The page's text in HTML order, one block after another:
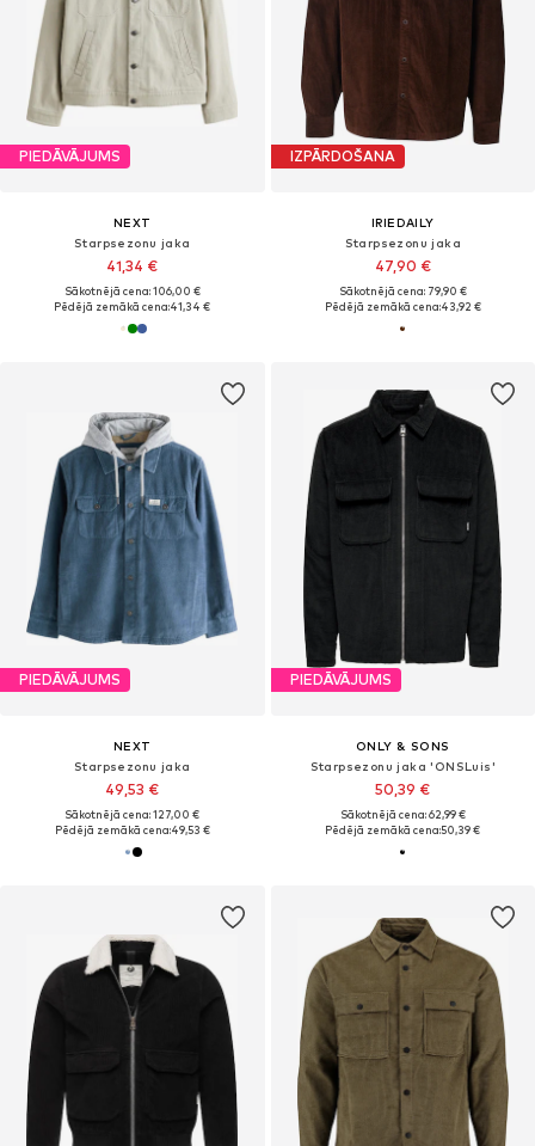
PIEDĀVĀJUMS
NEXT
Starpsezonu jaka
41,34 €
Sākotnējā cena: 106,00 €
Pēdējā zemākā cena:41,34 €
IZPĀRDOŠANA
IRIEDAILY
Starpsezonu jaka
47,90 €
Sākotnējā cena: 79,90 €
Pēdējā zemākā cena:43,92 €
PIEDĀVĀJUMS
NEXT
Starpsezonu jaka
49,53 €
Sākotnējā cena: 127,00 €
Pēdējā zemākā cena:49,53 €
PIEDĀVĀJUMS
ONLY & SONS
Starpsezonu jaka 'ONSLuis'
50,39 €
Sākotnējā cena: 62,99 €
Pēdējā zemākā cena:50,39 €